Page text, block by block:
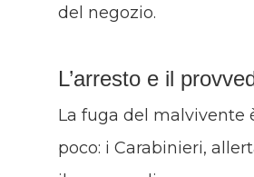
del negozio.
L’arresto e il
La fuga del malvivente
poco: i Carabinieri,